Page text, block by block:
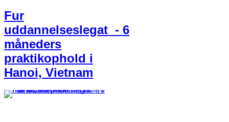
Fur
uddannelseslegat - 6
måneders
praktikophold i
Hanoi, Vietnam